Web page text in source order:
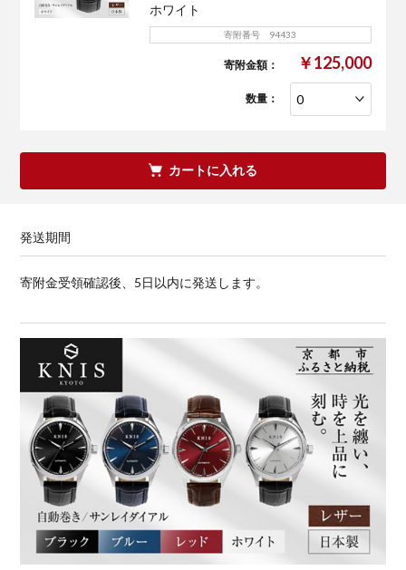
ホワイト
寄附番号 94433
寄附金額： ￥125,000
数量：
カートに入れる
発送期間
寄附金受領確認後、5日以内に発送します。